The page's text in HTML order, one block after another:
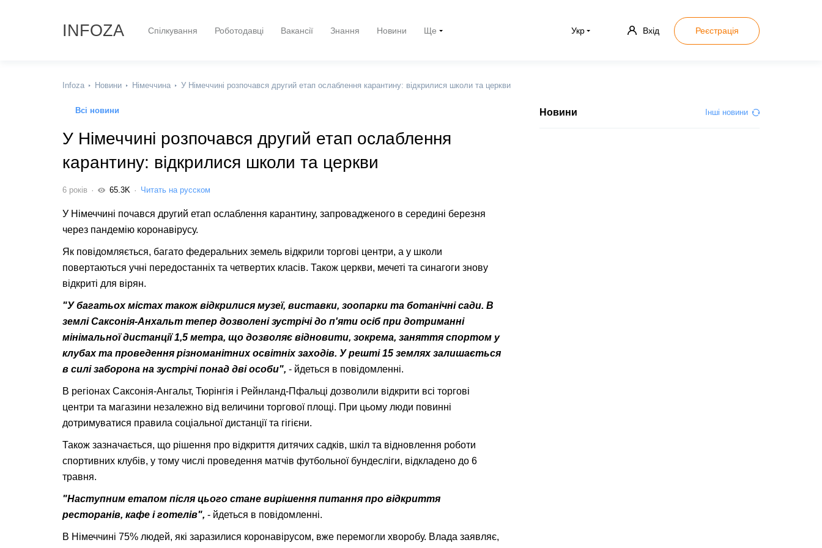
INFOZA Спілкування Роботодавці Вакансії Знання Новини Ще Укр Вхід Реєстрація
Infoza Новини Німеччина У Німеччині розпочався другий етап ослаблення карантину: відкрилися школи та церкви
Всі новини
У Німеччині розпочався другий етап ослаблення
карантину: відкрилися школи та церкви
6 років 65.3K Читать на русском
У Німеччині почався другий етап ослаблення карантину, запровадженого в середині березня
через пандемію коронавірусу.
Як повідомляється, багато федеральних земель відкрили торгові центри, а у школи
повертаються учні передостанніх та четвертих класів. Також церкви, мечеті та синагоги знову
відкриті для вірян.
"У багатьох містах також відкрилися музеї, виставки, зоопарки та ботанічні сади. В
землі Саксонія-Анхальт тепер дозволені зустрічі до п'яти осіб при дотриманні
мінімальної дистанції 1,5 метра, що дозволяє відновити, зокрема, заняття спортом у
клубах та проведення різноманітних освітніх заходів. У решті 15 землях залишається
в силі заборона на зустрічі понад дві особи", - йдеться в повідомленні.
В регіонах Саксонія-Ангальт, Тюрінгія і Рейнланд-Пфальці дозволили відкрити всі торгові
центри та магазини незалежно від величини торгової площі. При цьому люди повинні
дотримуватися правила соціальної дистанції та гігієни.
Також зазначається, що рішення про відкриття дитячих садків, шкіл та відновлення роботи
спортивних клубів, у тому числі проведення матчів футбольної бундесліги, відкладено до 6
травня.
"Наступним етапом після цього стане вирішення питання про відкриття
ресторанів, кафе і готелів", - йдеться в повідомленні.
В Німеччині 75% людей, які заразилися коронавірусом, вже перемогли хворобу. Влада заявляє,
Новини Інші новини